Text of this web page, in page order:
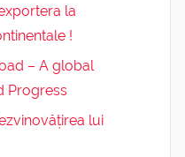
la
!
– A global
Progress
lui